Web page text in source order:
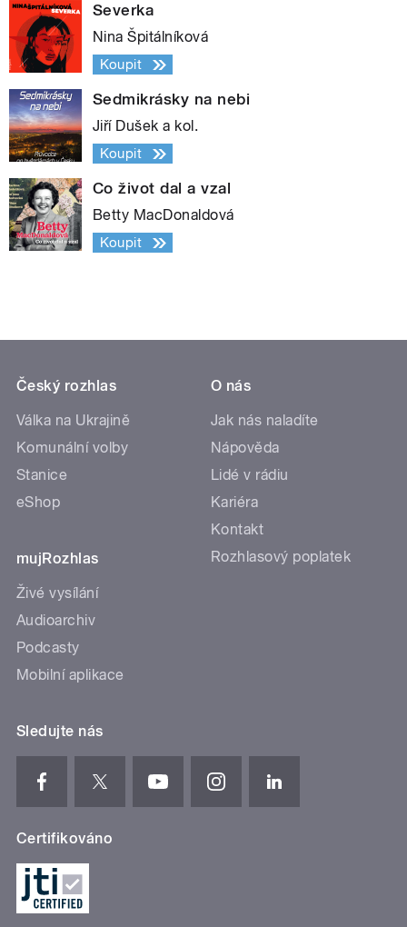
Severka
Nina Špitálníková
Koupit
Sedmikrásky na nebi
Jiří Dušek a kol.
Koupit
Co život dal a vzal
Betty MacDonaldová
Koupit
Český rozhlas
Válka na Ukrajině
Komunální volby
Stanice
eShop
mujRozhlas
Živé vysílání
Audioarchiv
Podcasty
Mobilní aplikace
O nás
Jak nás naladíte
Nápověda
Lidé v rádiu
Kariéra
Kontakt
Rozhlasový poplatek
Sledujte nás
Certifikováno